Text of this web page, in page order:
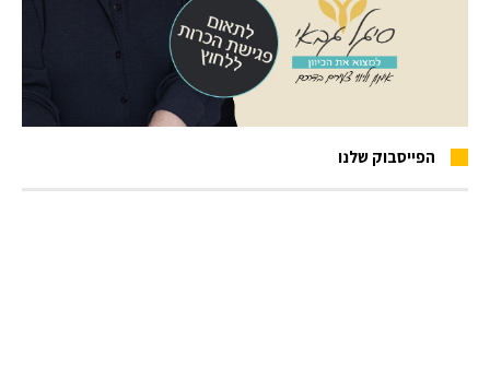
הפייסבוק שלנו